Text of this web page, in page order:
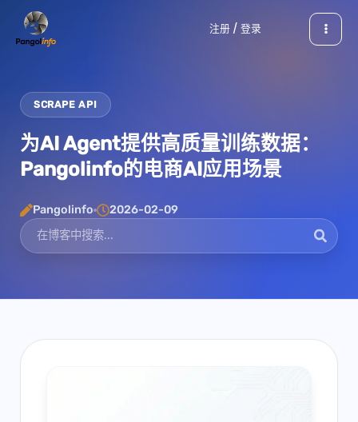
注册 / 登录
SCRAPE API
为AI Agent提供高质量训练数据：
Pangolinfo的电商AI应用场景
Pangolinfo 2026-02-09